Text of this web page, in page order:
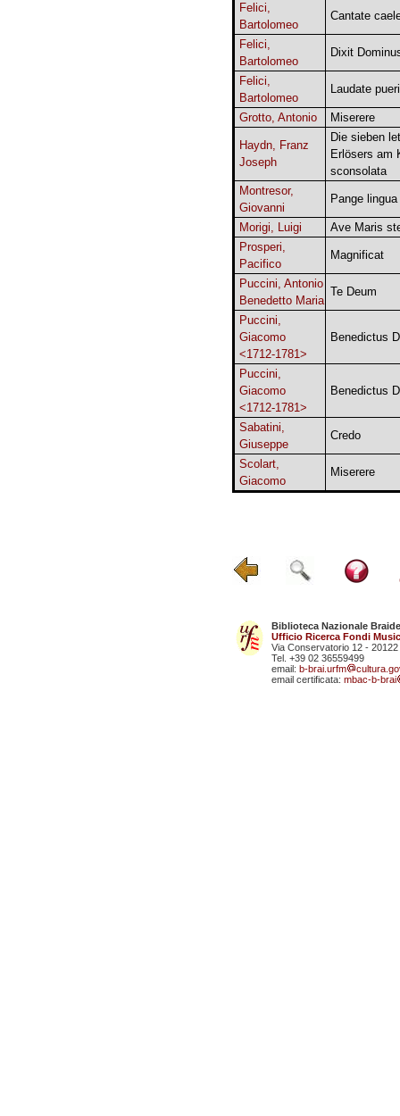
Felici,
Bartolomeo
Cantate
Felici,
Bartolomeo
Dixit
Felici,
Bartolomeo
Laudate pueri
Grotto, Antonio Miserere
Haydn, Franz
Joseph
Die sieben
Erlösers am
sconsolata
Montresor,
Giovanni
Pange lingua
Morigi, Luigi
Ave Maris
Prosperi,
Pacifico
Magnificat
Puccini, Antonio
Benedetto Maria
Te Deum
Puccini,
Giacomo
<1712-1781>
Benedictus
Puccini,
Giacomo
<1712-1781>
Benedictus
Sabatini,
Giuseppe
Credo
Scolart,
Giacomo
Miserere
Biblioteca Nazionale
Ufficio Ricerca Fondi
Via Conservatorio 12 - 20122
Tel. +39 02 36559499
email: b-brai.urfm
email certificata: mbac-b-brai